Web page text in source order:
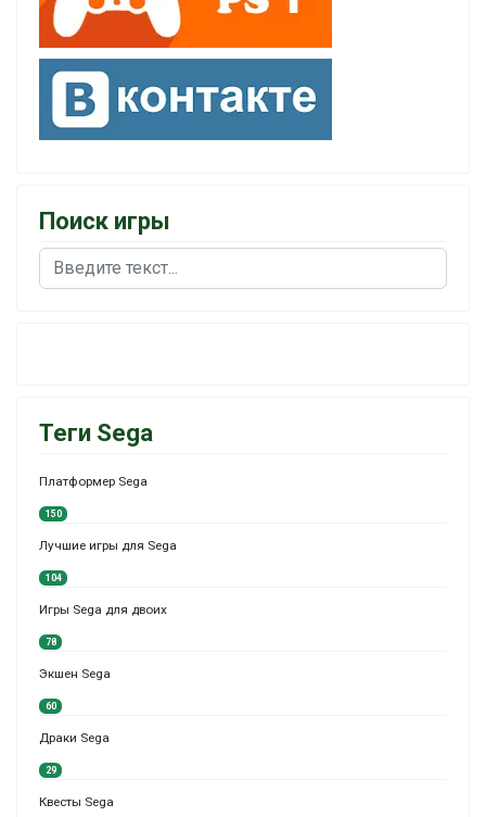
Поиск игры
Поиск
Теги Sega
Платформер Sega
150
Лучшие игры для Sega
104
Игры Sega для двоих
78
Экшен Sega
60
Драки Sega
29
Квесты Sega